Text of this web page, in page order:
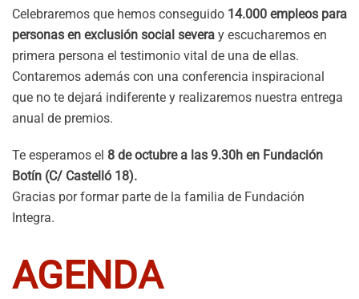
Celebraremos que hemos conseguido 14.000 empleos para
personas en exclusión social severa y escucharemos en
primera persona el testimonio vital de una de ellas.
Contaremos además con una conferencia inspiracional
que no te dejará indiferente y realizaremos nuestra entrega
anual de premios.
Te esperamos el 8 de octubre a las 9.30h en Fundación
Botín (C/ Castelló 18).
Gracias por formar parte de la familia de Fundación
Integra.
AGENDA